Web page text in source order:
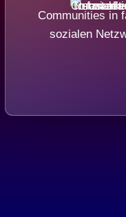
Communities in
sozialen